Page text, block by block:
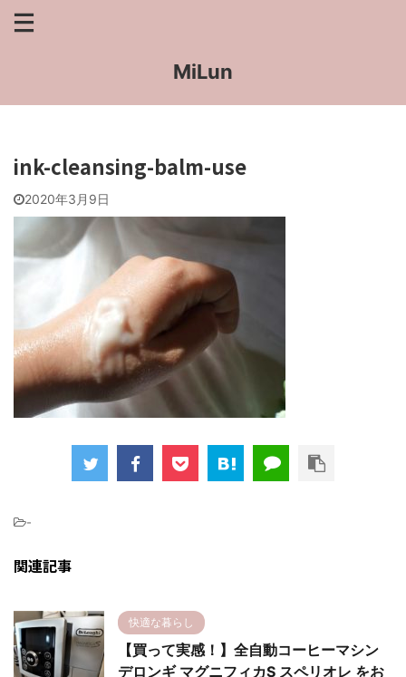
MiLun
ink-cleansing-balm-use
2020年3月9日
-
関連記事
快適な暮らし
【買って実感！】全自動コーヒーマシン
デロンギ マグニフィカS スペリオレ をお